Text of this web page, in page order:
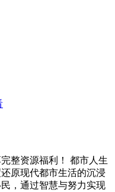
整资源福利！ 都市人生
原现代都市生活的沉浸
，通过智慧与努力实现